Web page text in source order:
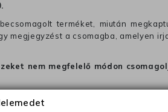
.
terméket, miután
megjegyzést a csomagba, amelyen
nem megfelelő módon
belül a megrendelés e-mailben /